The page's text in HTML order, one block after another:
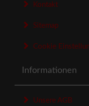
Kontakt
Sitemap
Cookie
Informationen
Unsere AGB